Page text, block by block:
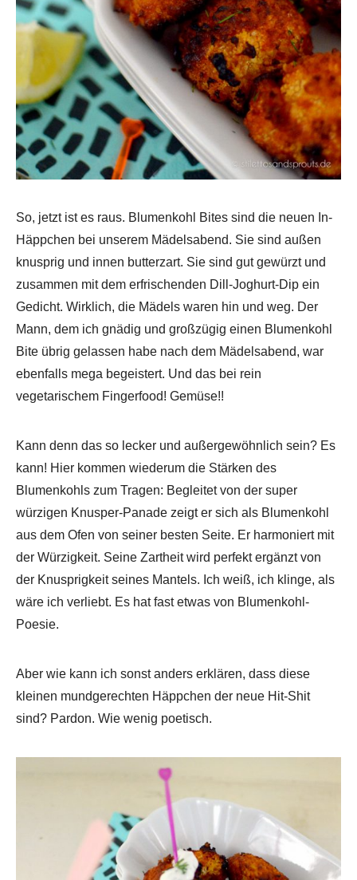
So, jetzt ist es raus. Blumenkohl Bites sind die neuen In-
Häppchen bei unserem Mädelsabend. Sie sind außen
knusprig und innen butterzart. Sie sind gut gewürzt und
zusammen mit dem erfrischenden Dill-Joghurt-Dip ein
Gedicht. Wirklich, die Mädels waren hin und weg. Der
Mann, dem ich gnädig und großzügig einen Blumenkohl
Bite übrig gelassen habe nach dem Mädelsabend, war
ebenfalls mega begeistert. Und das bei rein
vegetarischem Fingerfood! Gemüse!!
Kann denn das so lecker und außergewöhnlich sein? Es
kann! Hier kommen wiederum die Stärken des
Blumenkohls zum Tragen: Begleitet von der super
würzigen Knusper-Panade zeigt er sich als Blumenkohl
aus dem Ofen von seiner besten Seite. Er harmoniert mit
der Würzigkeit. Seine Zartheit wird perfekt ergänzt von
der Knusprigkeit seines Mantels. Ich weiß, ich klinge, als
wäre ich verliebt. Es hat fast etwas von Blumenkohl-
Poesie.
Aber wie kann ich sonst anders erklären, dass diese
kleinen mundgerechten Häppchen der neue Hit-Shit
sind? Pardon. Wie wenig poetisch.